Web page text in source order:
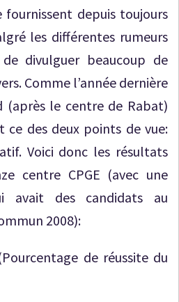
depuis toujours
les différentes rumeurs
divulguer beaucoup de
Comme l’année dernière
(après le centre de Rabat)
ce des deux points de vue:
Voici donc les résultats
centre CPGE (avec une
avait des candidats au
2008):
de réussite du